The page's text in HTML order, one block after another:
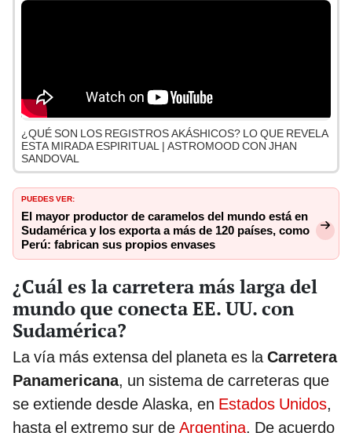
¿QUÉ SON LOS REGISTROS AKÁSHICOS? LO QUE REVELA
ESTA MIRADA ESPIRITUAL | ASTROMOOD CON JHAN
SANDOVAL
PUEDES VER:
El mayor productor de caramelos del mundo está en
Sudamérica y los exporta a más de 120 países, como
Perú: fabrican sus propios envases
¿Cuál es la carretera más larga del
mundo que conecta EE. UU. con
Sudamérica?
La vía más extensa del planeta es laCarretera
Panamericana, un sistema de carreteras que
se extiende desde Alaska, en Estados Unidos,
hasta el extremo sur de Argentina. De acuerdo